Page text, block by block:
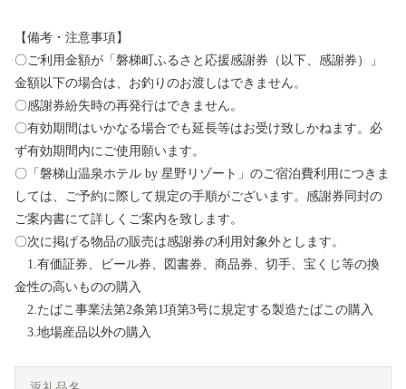
【備考・注意事項】
〇ご利用金額が「磐梯町ふるさと応援感謝券（以下、感謝券）」
金額以下の場合は、お釣りのお渡しはできません。
〇感謝券紛失時の再発行はできません。
〇有効期間はいかなる場合でも延長等はお受け致しかねます。必
ず有効期間内にご使用願います。
〇「磐梯山温泉ホテル by 星野リゾート」のご宿泊費利用につきま
しては、ご予約に際して規定の手順がございます。感謝券同封の
ご案内書にて詳しくご案内を致します。
〇次に掲げる物品の販売は感謝券の利用対象外とします。
1.有価証券、ビール券、図書券、商品券、切手、宝くじ等の換
金性の高いものの購入
2.たばこ事業法第2条第1項第3号に規定する製造たばこの購入
3.地場産品以外の購入